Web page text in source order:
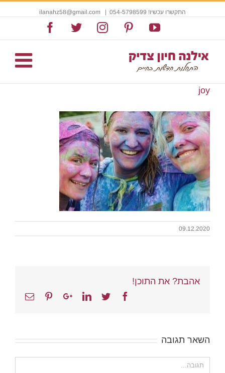
התקשרו עכשיו! 054-5798599 |
YouTube
Pinterest
Instagram
Twitter
joy
09.12.2020
אהבת? את התוכן!
Facebook
Twitter
Linkedin
Google+
Pinterest
Email
השאר תגובה
הערה